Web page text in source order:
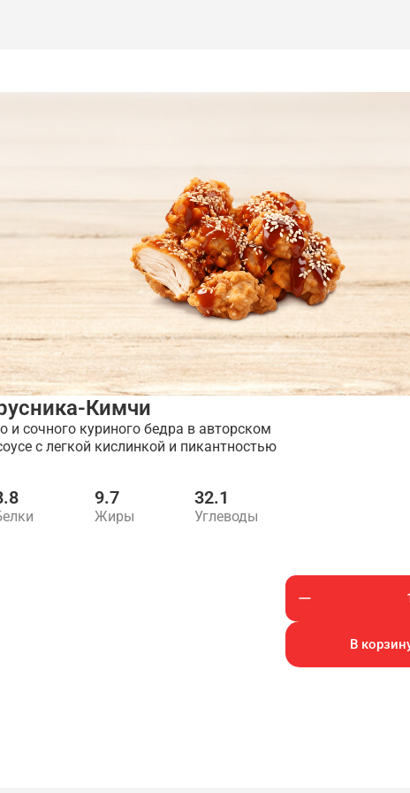
Кимчи
и сочного куриного бедра в авторском
с легкой кислинкой и пикантностью
9.7
Жиры
32.1
Углеводы
В